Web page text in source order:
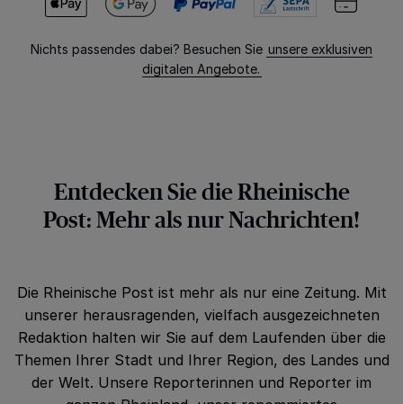
Nichts passendes dabei? Besuchen Sie unsere exklusiven
digitalen Angebote.
Entdecken Sie die Rheinische
Post: Mehr als nur Nachrichten!
Die Rheinische Post ist mehr als nur eine Zeitung. Mit
unserer herausragenden, vielfach ausgezeichneten
Redaktion halten wir Sie auf dem Laufenden über die
Themen Ihrer Stadt und Ihrer Region, des Landes und
der Welt. Unsere Reporterinnen und Reporter im